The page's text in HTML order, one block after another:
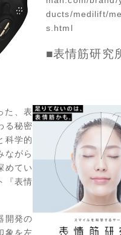
ducts/medilift/
s.html
■表情筋研究
た、表
る秘密
科学的
ながら
めてい
『表情
開発の
象を左